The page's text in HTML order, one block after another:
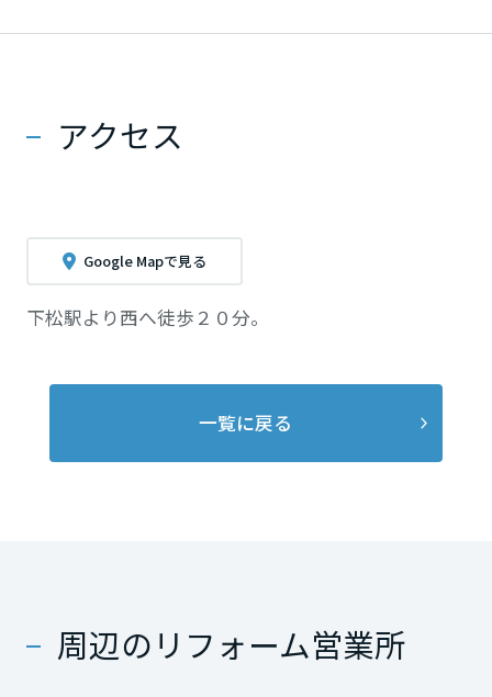
アクセス
Google Mapで見る
下松駅より西へ徒歩２０分。
一覧に戻る
周辺のリフォーム営業所